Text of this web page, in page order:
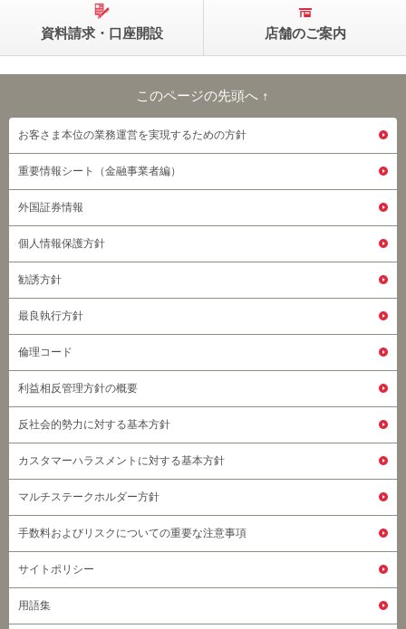
資料請求・口座開設 店舗のご案内
このページの先頭へ
このページの先頭へ ↑
お客さま本位の業務運営を実現するための方針
重要情報シート（金融事業者編）
外国証券情報
個人情報保護方針
勧誘方針
最良執行方針
倫理コード
利益相反管理方針の概要
反社会的勢力に対する基本方針
カスタマーハラスメントに対する基本方針
マルチステークホルダー方針
手数料およびリスクについての重要な注意事項
サイトポリシー
用語集